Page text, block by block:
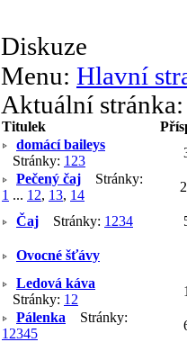
Diskuze
Menu: Hlavní
Aktuální
Titulek
domácí baileys
Stránky: 1 23
Pečený čaj
Stránky:
1 ... 12, 13, 14
Čaj Stránky: 1 234
Ovocné šťávy
Ledová káva
Stránky: 1 2
Pálenka
Stránky:
1 2345